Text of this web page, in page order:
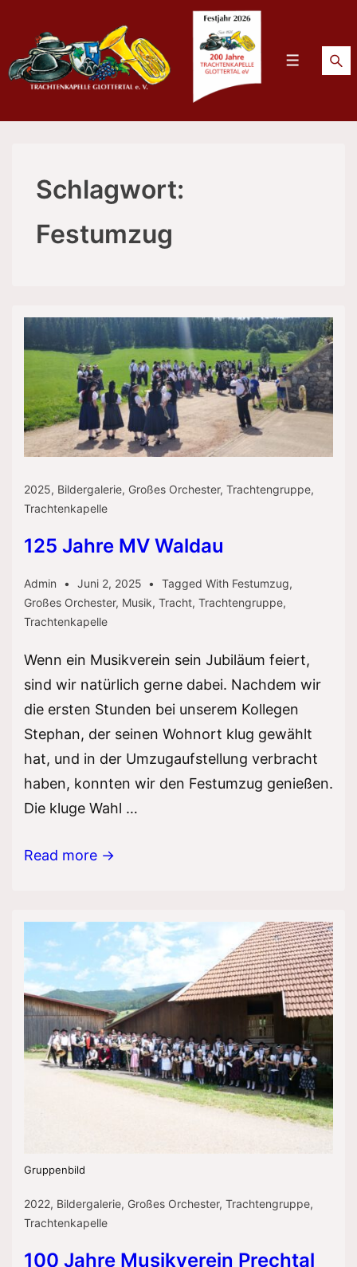
Inhalt
Menü
Schlagwort:
Festumzug
2025, Bildergalerie, Großes Orchester, Trachtengruppe,
Trachtenkapelle
125 Jahre MV Waldau
Admin Juni 2, 2025 Tagged With Festumzug,
Großes Orchester, Musik, Tracht, Trachtengruppe,
Trachtenkapelle
Wenn ein Musikverein sein Jubiläum feiert,
sind wir natürlich gerne dabei. Nachdem wir
die ersten Stunden bei unserem Kollegen
Stephan, der seinen Wohnort klug gewählt
hat, und in der Umzugaufstellung verbracht
haben, konnten wir den Festumzug genießen.
Die kluge Wahl …
125
Read more →
Gruppenbild
2022, Bildergalerie, Großes Orchester, Trachtengruppe,
Trachtenkapelle
100 Jahre Musikverein Prechtal